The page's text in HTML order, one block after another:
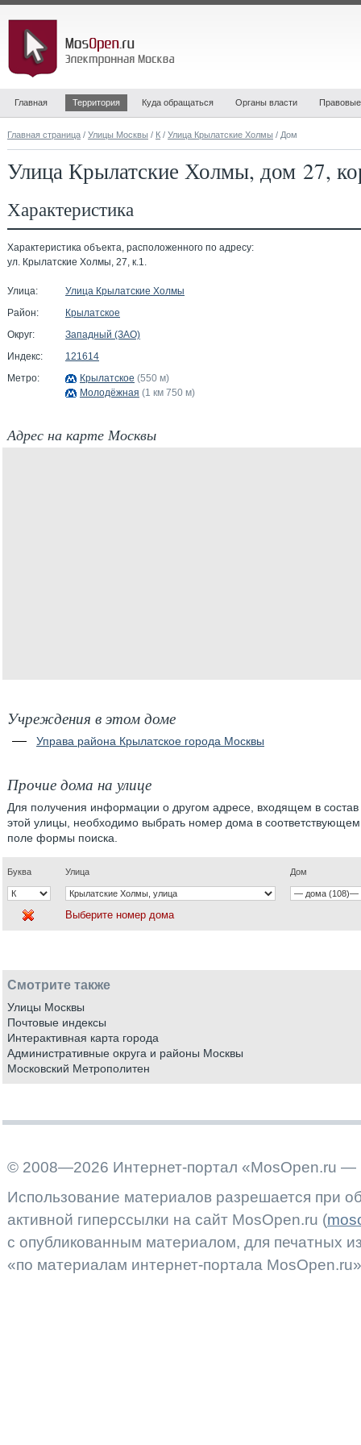
Главная Территория Куда обращаться Органы власти
Главная страница / Улицы Москвы / К / Улица Крылатские Холмы / Дом
Улица Крылатские Холмы, дом 27,
Характеристика
Характеристика объекта, расположенного по адресу:
ул. Крылатские Холмы, 27, к.1.
Улица:
Улица Крылатские Холмы
Район:
Крылатское
Округ:
Западный (ЗАО)
Индекс:
121614
Метро:
Крылатское (550 м)
Молодёжная (1 км 750 м)
Адрес на карте Москвы
Учреждения в этом доме
Управа района Крылатское города Москвы
Прочие дома на улице
Для получения информации о другом адресе, входящем в состав
этой улицы, необходимо выбрать номер дома в соответствующем
поле формы поиска.
Буква Улица Дом
Выберите номер дома
Смотрите также
Улицы Москвы
Почтовые индексы
Интерактивная карта города
Административные округа и районы Москвы
Московский Метрополитен
© 2008—2026 Интернет-портал «MosOpen.ru —
Использование материалов разрешается при
активной гиперссылки на сайт MosOpen.ru (
с опубликованным материалом, для печатных
«по материалам интернет-портала